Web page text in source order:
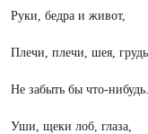
Руки, бедра и живот,
Плечи, плечи, шея, грудь
Не забыть бы что-нибудь.
Уши, щеки лоб, глаза,